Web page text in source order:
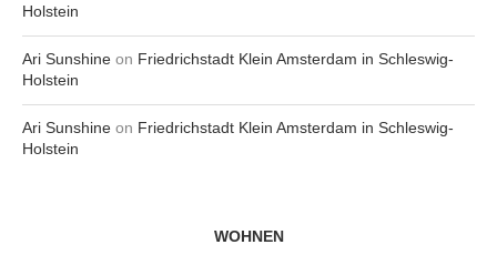
Holstein
Ari Sunshine on Friedrichstadt Klein Amsterdam in Schleswig-
Holstein
Ari Sunshine on Friedrichstadt Klein Amsterdam in Schleswig-
Holstein
WOHNEN